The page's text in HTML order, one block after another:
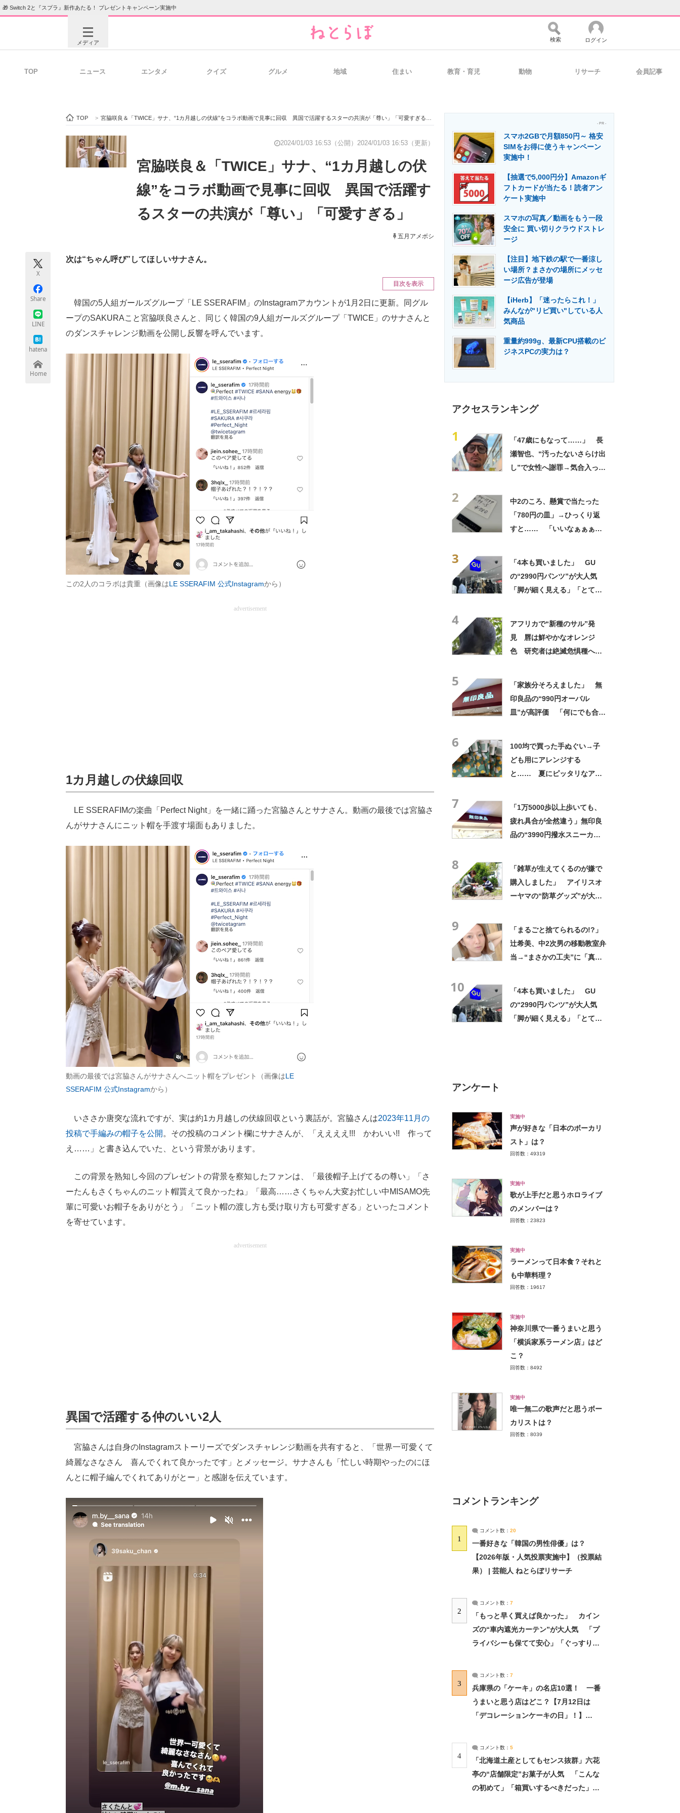
🎁 Switch 2と『スプラ』新作あたる！ プレゼントキャンペーン実施中
メディア
ビジネスと働き方のヒント 経営リーダーのコミュニティ マーケ×ITの今がよく分かる
ITエンジニア向け専門サイト 企業向けIT製品の総合サイト IT製品の技術・比較・事例 製造業のIT導入・活用を支援
エネルギーの専門メディア 建設×テクノロジーの最前線
検索 ログイン
TOP ニュース エンタメ クイズ グルメ 地域 住まい 教育・育児 動物 リサーチ 会員記事
TOP > 宮脇咲良＆「TWICE」サナ、“1カ月越しの伏線”をコラボ動画で見事に回収 異国で活躍するスターの共演が「尊い」「可愛すぎる」
2024/01/03 16:53（公開） 2024/01/03 16:53（更新）
宮脇咲良＆「TWICE」サナ、“1カ月越しの伏
線”をコラボ動画で見事に回収 異国で活躍す
るスターの共演が「尊い」「可愛すぎる」
五月アメボシ
X
Share
LINE
hatena
Home
次は“ちゃん呼び”してほしいサナさん。
目次を表示
韓国の5人組ガールズグループ「LE SSERAFIM」のInstagramアカウントが1月2日に更新。同グル
ープのSAKURAこと宮脇咲良さんと、同じく韓国の9人組ガールズグループ「TWICE」のサナさんと
のダンスチャレンジ動画を公開し反響を呼んでいます。
この2人のコラボは貴重（画像はLE SSERAFIM 公式Instagramから）
advertisement
1カ月越しの伏線回収
LE SSERAFIMの楽曲「Perfect Night」を一緒に踊った宮脇さんとサナさん。動画の最後では宮脇さ
んがサナさんにニット帽を手渡す場面もありました。
動画の最後では宮脇さんがサナさんへニット帽をプレゼント（画像はLE
SSERAFIM 公式Instagramから）
いささか唐突な流れですが、実は約1カ月越しの伏線回収という裏話が。宮脇さんは2023年11月の
投稿で手編みの帽子を公開 。その投稿のコメント欄にサナさんが、「ええええ!!! かわいい!! 作って
え……」と書き込んでいた、という背景があります。
この背景を熟知し今回のプレゼントの背景を察知したファンは、「最後帽子上げてるの尊い」「さ
ーたんもさくちゃんのニット帽貰えて良かったね」「最高……さくちゃん大変お忙しい中MISAMO先
輩に可愛いお帽子をありがとう」「ニット帽の渡し方も受け取り方も可愛すぎる」といったコメント
を寄せています。
advertisement
異国で活躍する仲のいい2人
宮脇さんは自身のInstagramストーリーズでダンスチャレンジ動画を共有すると、「世界一可愛くて
綺麗なさなさん 喜んでくれて良かったです」とメッセージ。サナさんも「忙しい時期やったのにほ
んとに帽子編んでくれてありがとー」と感謝を伝えています。
- PR -
スマホ2GBで月額850円～ 格安
SIMをお得に使うキャンペーン
実施中！
【抽選で5,000円分】Amazonギ
フトカードが当たる！読者アン
ケート実施中
スマホの写真／動画をもう一段
安全に 買い切りクラウドストレ
ージ
【注目】地下鉄の駅で一番涼し
い場所？まさかの場所にメッセ
ージ広告が登場
【iHerb】「迷ったらこれ！」
みんなが"リピ買い"している人
気商品
重量約999g、最新CPU搭載のビ
ジネスPCの実力は？
アクセスランキング
1
「47歳にもなって……」 長
瀬智也、“汚ったないさらけ出
し”で女性へ謝罪→気合入った
2
中2のころ、懸賞で当たった
「780円の皿」→ひっくり返
すと…… 「いいなぁぁぁぁ
3
「4本も買いました」 GU
の“2990円パンツ”が大人気
「脚が細く見える」「とても
4
アフリカで“新種のサル”発
見 唇は鮮やかなオレンジ
色 研究者は絶滅危惧種への
5
「家族分そろえました」 無
印良品の“990円オーバル
皿”が高評価 「何にでも合
6
100均で買った手ぬぐい→子
ども用にアレンジする
と…… 夏にピッタリなアイ
7
「1万5000歩以上歩いても、
疲れ具合が全然違う」無印良
品の“3990円撥水スニーカ
8
「雑草が生えてくるのが嫌で
購入しました」 アイリスオ
ーヤマの“防草グッズ”が大人
9
「まるごと捨てられるの!?」
辻希美、中2次男の移動教室弁
当→“まさかの工夫”に「真似
10
「4本も買いました」 GU
の“2990円パンツ”が大人気
「脚が細く見える」「とても
アンケート
実施中
声が好きな「日本のボーカリ
スト」は？
回答数：49319
実施中
歌が上手だと思うホロライブ
のメンバーは？
回答数：23823
実施中
ラーメンって日本食？それと
も中華料理？
回答数：19617
実施中
神奈川県で一番うまいと思う
「横浜家系ラーメン店」はど
こ？
回答数：8492
実施中
唯一無二の歌声だと思うボー
カリストは？
回答数：8039
コメントランキング
1
コメント数： 20
一番好きな「韓国の男性俳優」は？
【2026年版・人気投票実施中】（投票結
果） | 芸能人 ねとらぼリサーチ
2
コメント数： 7
「もっと早く買えば良かった」 カイン
ズの“車内遮光カーテン”が大人気 「プ
ライバシーも保てて安心」「ぐっすり眠
3
コメント数： 7
兵庫県の「ケーキ」の名店10選！ 一番
うまいと思う店はどこ？【7月12日は
「デコレーションケーキの日」！】
4
コメント数： 5
「北海道土産としてもセンス抜群」六花
亭の“店舗限定”お菓子が人気 「こんな
の初めて」「箱買いするべきだった」